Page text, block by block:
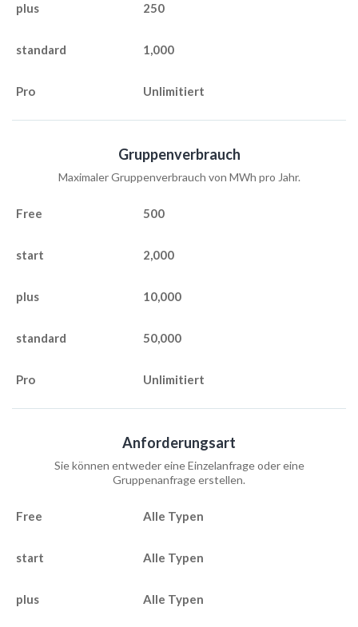
250
1,000
Unlimitiert
Gruppenverbrauch
Maximaler Gruppenverbrauch von MWh pro Jahr.
500
2,000
10,000
50,000
Unlimitiert
Anforderungsart
Sie können entweder eine Einzelanfrage oder eine
Gruppenanfrage erstellen.
Alle Typen
Alle Typen
Alle Typen